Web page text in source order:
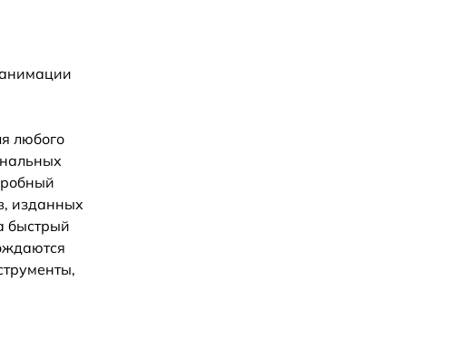
любого
изданных
быстрый